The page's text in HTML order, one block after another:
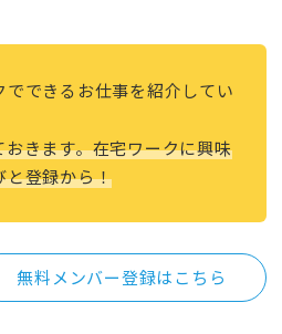
できるお仕事を紹介してい
きます。在宅ワークに興味
と登録から！
無料メンバー登録はこちら